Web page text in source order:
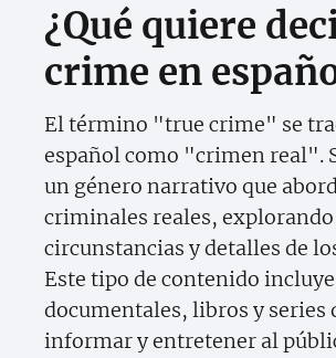
¿Qué quiere
crime en
El término "true crime" se
español como "crimen real".
un género narrativo que
criminales reales, explorando
circunstancias y detalles de
Este tipo de contenido incluye
documentales, libros y series
informar y entretener al